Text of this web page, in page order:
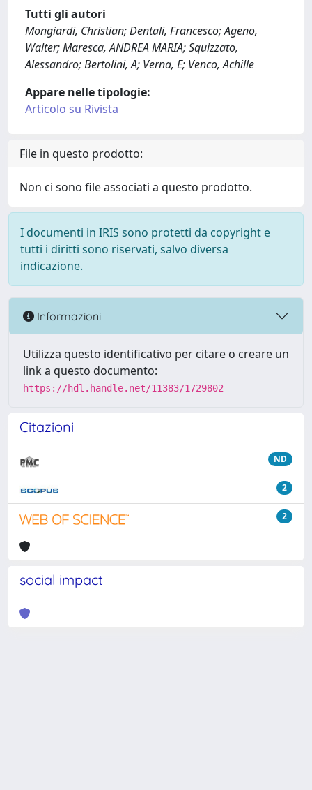
Tutti gli autori
Mongiardi, Christian; Dentali, Francesco; Ageno,
Walter; Maresca, ANDREA MARIA; Squizzato,
Alessandro; Bertolini, A; Verna, E; Venco, Achille
Appare nelle tipologie:
Articolo su Rivista
File in questo prodotto:
Non ci sono file associati a questo prodotto.
I documenti in IRIS sono protetti da copyright e
tutti i diritti sono riservati, salvo diversa
indicazione.
Informazioni
Utilizza questo identificativo per citare o creare un
link a questo documento:
https://hdl.handle.net/11383/1729802
Citazioni
ND
2
2
social impact